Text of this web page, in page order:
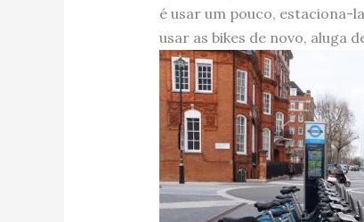
é usar um pouco, estaciona-
usar as bikes de novo, aluga